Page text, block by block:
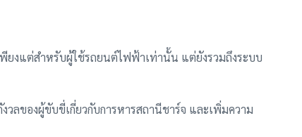
ยงแต่สำหรับผู้ใช้รถยนต์ไฟฟ้าเท่านั้น แต่ยังรวมถึงระบบ
วลของผู้ขับขี่เกี่ยวกับการหารสถานีชาร์จ และเพิ่มความ